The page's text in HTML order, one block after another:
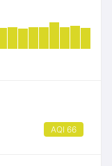
AQI 66